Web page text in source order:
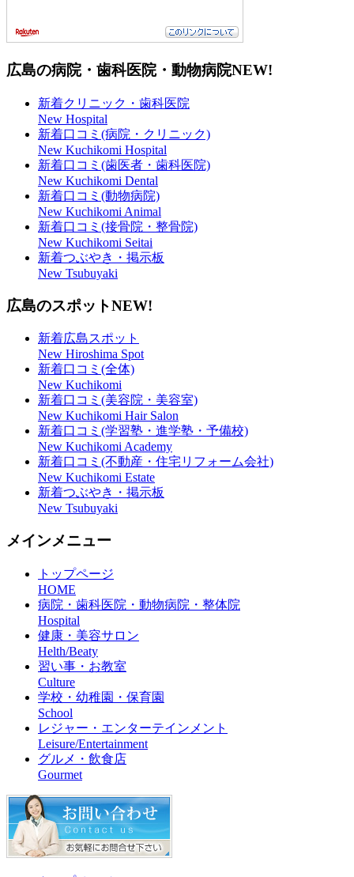
広島の病院・歯科医院・動物病院NEW!
新着クリニック・歯科医院
New Hospital
新着口コミ(病院・クリニック)
New Kuchikomi Hospital
新着口コミ(歯医者・歯科医院)
New Kuchikomi Dental
新着口コミ(動物病院)
New Kuchikomi Animal
新着口コミ(接骨院・整骨院)
New Kuchikomi Seitai
新着つぶやき・掲示板
New Tsubuyaki
広島のスポットNEW!
新着広島スポット
New Hiroshima Spot
新着口コミ(全体)
New Kuchikomi
新着口コミ(美容院・美容室)
New Kuchikomi Hair Salon
新着口コミ(学習塾・進学塾・予備校)
New Kuchikomi Academy
新着口コミ(不動産・住宅リフォーム会社)
New Kuchikomi Estate
新着つぶやき・掲示板
New Tsubuyaki
メインメニュー
トップページ
HOME
病院・歯科医院・動物病院・整体院
Hospital
健康・美容サロン
Helth/Beaty
習い事・お教室
Culture
学校・幼稚園・保育園
School
レジャー・エンターテインメント
Leisure/Entertainment
グルメ・飲食店
Gourmet